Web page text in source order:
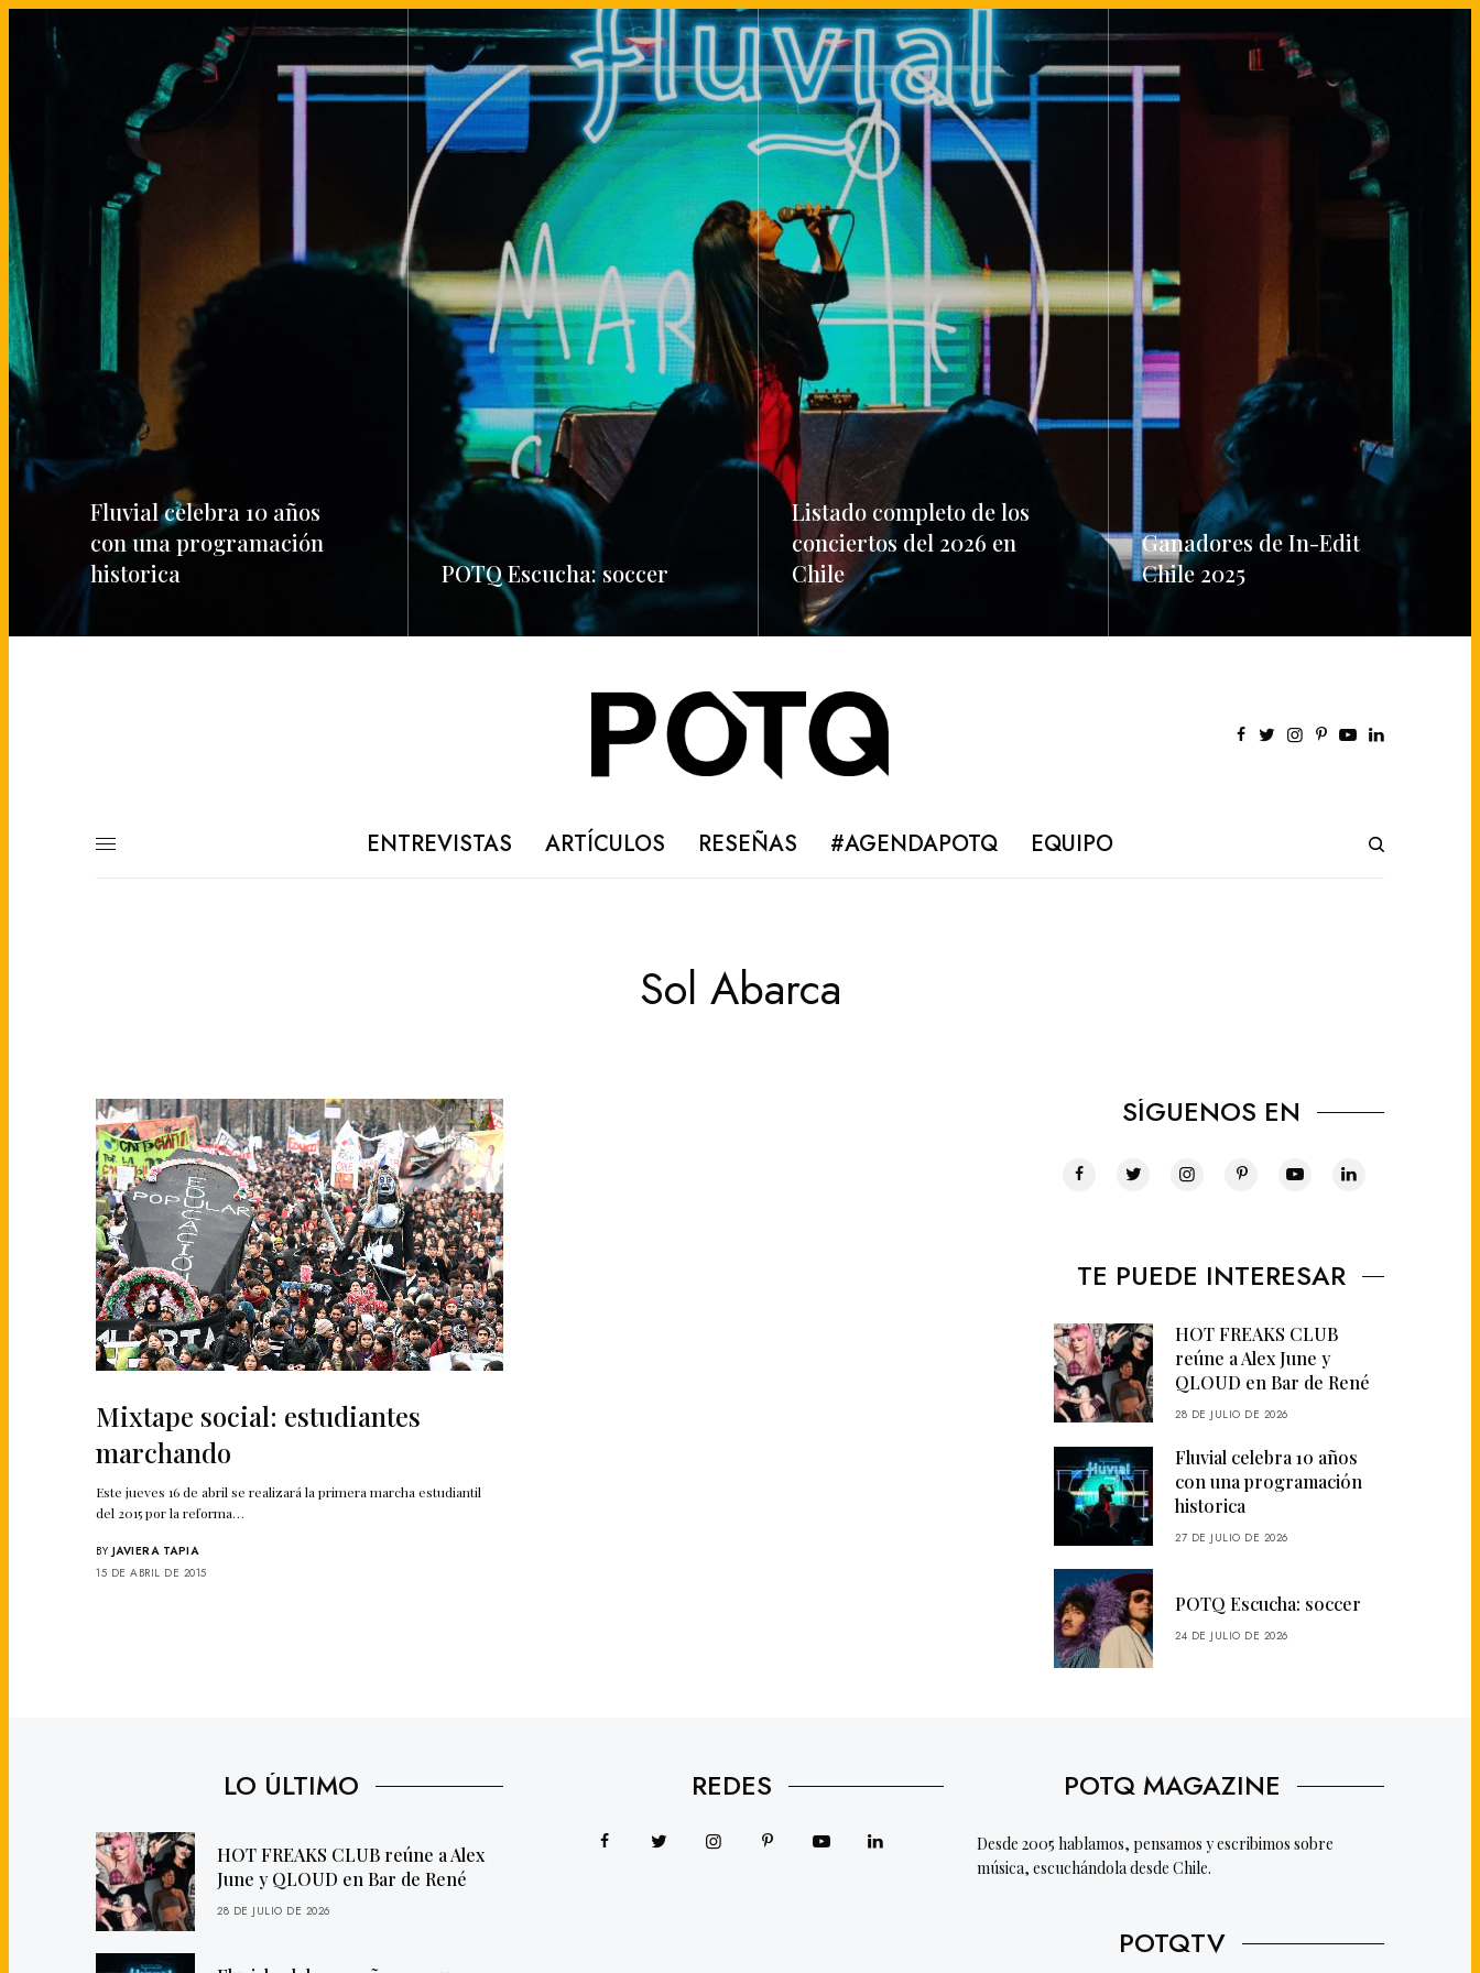
Fluvial celebra 10 años
con una programación
historica
POTQ Escucha: soccer
Listado completo de los
conciertos del 2026 en
Chile
READ MORE
Ganadores de In-Edit
Chile 2025
ENTREVISTAS ARTÍCULOS RESEÑAS #AGENDAPOTQ EQUIPO
Sol Abarca
Mixtape social: estudiantes
marchando
Este jueves 16 de abril se realizará la primera marcha estudiantil
del 2015 por la reforma…
BY JAVIERA TAPIA
15 DE ABRIL DE 2015
SÍGUENOS EN
TE PUEDE INTERESAR
HOT FREAKS CLUB
reúne a Alex June y
QLOUD en Bar de René
28 DE JULIO DE 2026
Fluvial celebra 10 años
con una programación
historica
27 DE JULIO DE 2026
POTQ Escucha: soccer
24 DE JULIO DE 2026
LO ÚLTIMO
HOT FREAKS CLUB reúne a Alex
June y QLOUD en Bar de René
28 DE JULIO DE 2026
REDES POTQ MAGAZINE
Desde 2005 hablamos, pensamos y escribimos sobre
música, escuchándola desde Chile.
POTQTV